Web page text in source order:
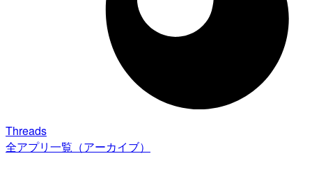
Threads
全アプリ一覧（アーカイブ）